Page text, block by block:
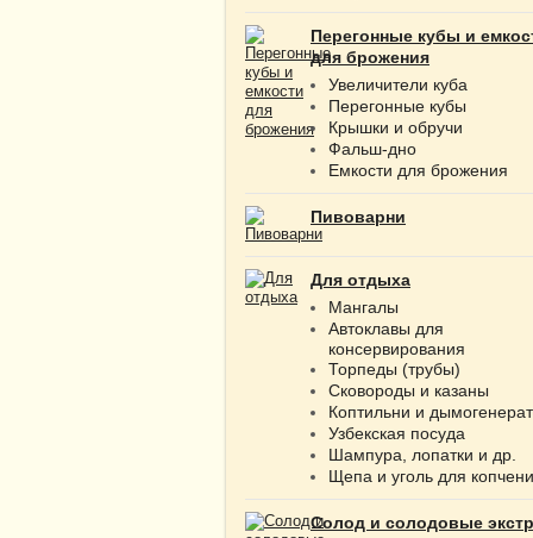
Перегонные кубы и
для брожения
Увеличители куба
Перегонные кубы
Крышки и обручи
Фальш-дно
Емкости для брожения
Пивоварни
Для отдыха
Мангалы
Автоклавы для
консервирования
Торпеды (трубы)
Сковороды и казаны
Коптильни и
Узбекская посуда
Шампура, лопатки и др.
Щепа и уголь для
Солод и солодовые